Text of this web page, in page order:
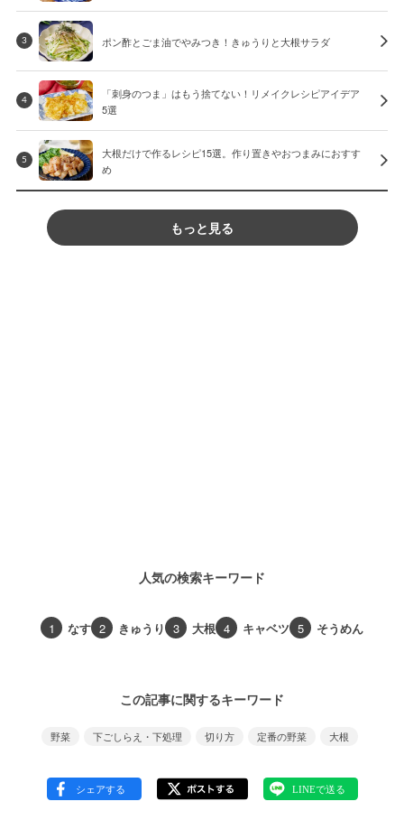
3 ポン酢とごま油でやみつき！きゅうりと大根サラダ
4
「刺身のつま」はもう捨てない！リメイクレシピアイデア
5選
5
大根だけで作るレシピ15選。作り置きやおつまみにおすす
め
もっと見る
人気の検索キーワード
1 なす 2 きゅうり 3 大根 4 キャベツ 5 そうめん
この記事に関するキーワード
野菜 下ごしらえ・下処理 切り方 定番の野菜 大根